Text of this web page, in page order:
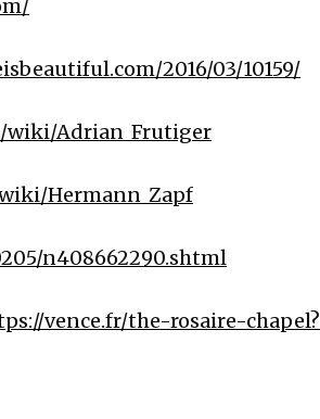
2016/03/10159/
wiki/Adrian_Frutiger
Hermann_Zapf
n408662290.shtml
vence.fr/the-rosaire-chapel?